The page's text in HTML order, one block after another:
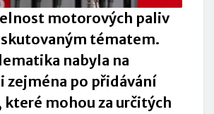
motorových paliv
tématem.
nabyla na
zejména po přidávání
které mohou za určitých